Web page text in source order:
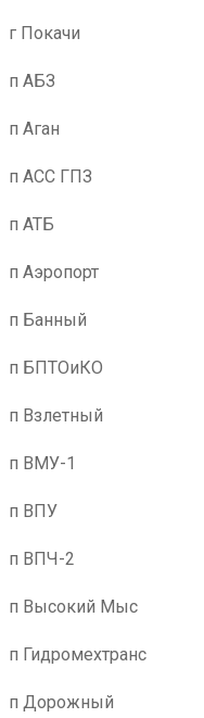
г Покачи
п АБЗ
п Аган
п АСС ГПЗ
п АТБ
п Аэропорт
п Банный
п БПТОиКО
п Взлетный
п ВМУ-1
п ВПУ
п ВПЧ-2
п Высокий Мыс
п Гидромехтранс
п Дорожный